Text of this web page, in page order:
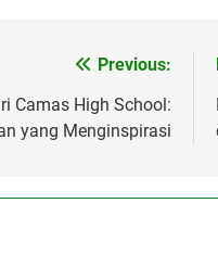
Previous:
Camas High School:
yang Menginspirasi